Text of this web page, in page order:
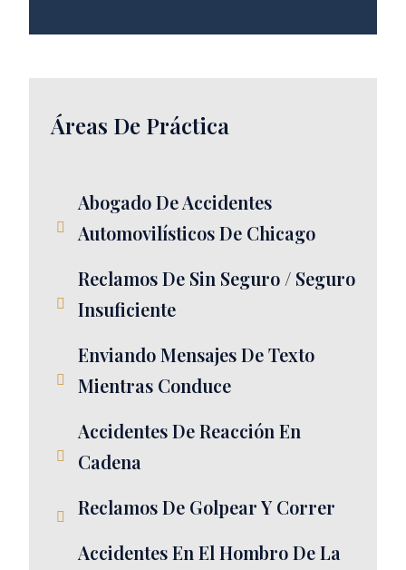
Áreas De Práctica
Abogado De Accidentes
Automovilísticos De Chicago
Reclamos De Sin Seguro / Seguro
Insuficiente
Enviando Mensajes De Texto
Mientras Conduce
Accidentes De Reacción En
Cadena
Reclamos De Golpear Y Correr
Accidentes En El Hombro De La